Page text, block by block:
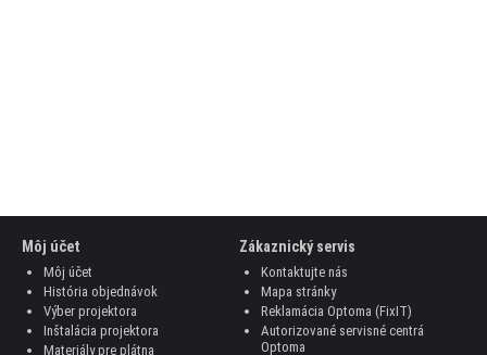
Môj účet
Môj účet
História objednávok
Výber projektora
Inštalácia projektora
Materiály pre plátna
Zákaznický servis
Kontaktujte nás
Mapa stránky
Reklamácia Optoma (FixIT)
Autorizované servisné centrá
Optoma